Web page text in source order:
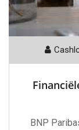
BNP